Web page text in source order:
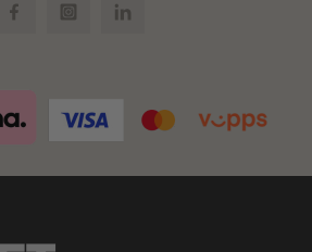
FacebookInstagramLinkedIn